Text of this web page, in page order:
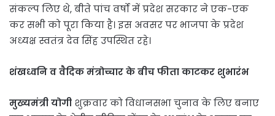
संकल्प लिए थे, बीते पांच वर्षो में प्रदेश सरकार ने एक-एक
कर सभी को पूरा किया है। इस अवसर पर भाजपा के प्रदेश
अध्यक्ष स्वतंत्र देव सिंह उपस्थित रहे।
शंखध्वनि व वैदिक मंत्रोच्चार के बीच फीता काटकर शुभारंभ
मुख्यमंत्री योगी शुक्रवार को विधानसभा चुनाव के लिए बनाए